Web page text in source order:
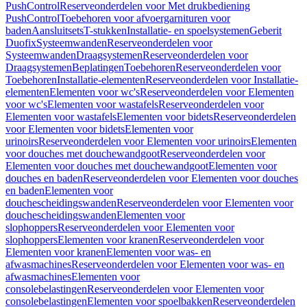
PushControlReserveonderdelen voor Met drukbediening
PushControlToebehoren voor afvoergarnituren voor
badenAansluitsetsT-stukkenInstallatie- en spoelsystemenGeberit
DuofixSysteemwandenReserveonderdelen voor
SysteemwandenDraagsystemenReserveonderdelen voor
DraagsystemenBeplatingenToebehorenReserveonderdelen voor
ToebehorenInstallatie-elementenReserveonderdelen voor Installatie-
elementenElementen voor wc'sReserveonderdelen voor Elementen
voor wc'sElementen voor wastafelsReserveonderdelen voor
Elementen voor wastafelsElementen voor bidetsReserveonderdelen
voor Elementen voor bidetsElementen voor
urinoirsReserveonderdelen voor Elementen voor urinoirsElementen
voor douches met douchewandgootReserveonderdelen voor
Elementen voor douches met douchewandgootElementen voor
douches en badenReserveonderdelen voor Elementen voor douches
en badenElementen voor
douchescheidingswandenReserveonderdelen voor Elementen voor
douchescheidingswandenElementen voor
slophoppersReserveonderdelen voor Elementen voor
slophoppersElementen voor kranenReserveonderdelen voor
Elementen voor kranenElementen voor was- en
afwasmachinesReserveonderdelen voor Elementen voor was- en
afwasmachinesElementen voor
consolebelastingenReserveonderdelen voor Elementen voor
consolebelastingenElementen voor spoelbakkenReserveonderdelen